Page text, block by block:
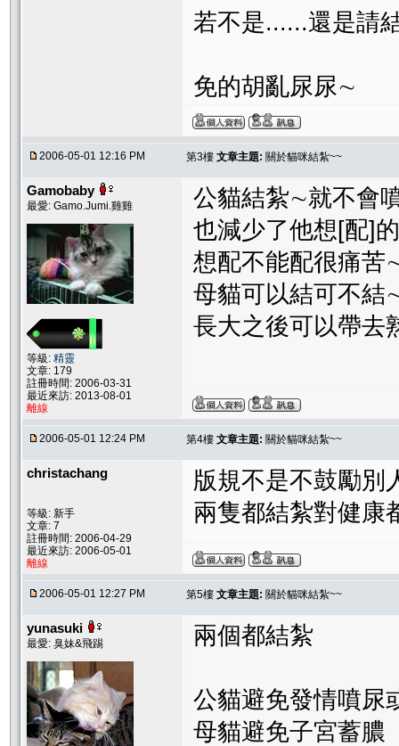
若不是......還是請
免的胡亂尿尿∼
2006-05-01 12:16 PM 第3樓 文章主題: 關於貓咪結紮~~
Gamobaby
最愛: Gamo.Jumi.雞雞
等級: 精靈
文章: 179
註冊時間: 2006-03-31
最近來訪: 2013-08-01
離線
公貓結紮∼就不會
也減少了他想[配]
想配不能配很痛苦
母貓可以結可不結
長大之後可以帶去
2006-05-01 12:24 PM 第4樓 文章主題: 關於貓咪結紮~~
christachang
等級: 新手
文章: 7
註冊時間: 2006-04-29
最近來訪: 2006-05-01
離線
版規不是不鼓勵別
兩隻都結紮對健康
2006-05-01 12:27 PM 第5樓 文章主題: 關於貓咪結紮~~
yunasuki
最愛: 臭妹&飛踢 兩個都結紮
公貓避免發情噴尿
母貓避免子宮蓄膿